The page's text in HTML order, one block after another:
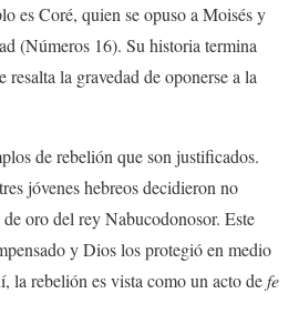
es Coré, quien se opuso a Moisés y
(Números 16). Su historia termina
la gravedad de oponerse a la
de rebelión que son justificados.
jóvenes hebreos decidieron no
oro del rey Nabucodonosor. Este
y Dios los protegió en medio
la rebelión es vista como un acto defe